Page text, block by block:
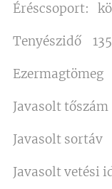
Éréscsoport:
Tenyészidő
Ezermagtömeg
Javasolt
Javasolt
Javasolt vetési